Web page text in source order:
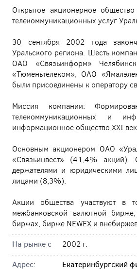
Открытое акционерное
телекоммуникационных услуг
30 сентября 2002 года
Уральского региона. Шесть
ОАО «Связьинформ»
«Тюменьтелеком», ОАО
были присоединены к оператору
Миссия компании:
телекоммуникационных и
информационное общество XXI
Основным акционером ОАО
«Связьинвест» (41,4% акций).
держателями и юридическими
лицами (8,3%).
Акции общества участвуют в
межбанковской валютной
биржах, бирже NEWEX и
На рынке с
2002 г.
Адрес:
Екатеринбургский